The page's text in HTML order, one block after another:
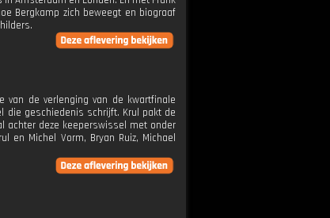
Bergkamp zich beweegt en biograaf
van de verlenging van de kwartfinale
die geschiedenis schrijft. Krul pakt de
achter deze keeperswissel met onder
en Michel Vorm, Bryan Ruiz, Michael